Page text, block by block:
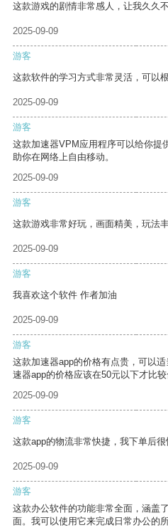
这款游戏的剧情非常感人，让我久久不
2025-09-09
游客
这款软件的学习方式非常灵活，可以
2025-09-09
游客
这款加速器VPM应用程序可以给你提
助你在网络上自由移动。
2025-09-09
游客
这款游戏非常好玩，画面精美，玩法丰
2025-09-09
游客
我喜欢这个软件 作者加油
2025-09-09
游客
这款加速器app的价格有点贵，可以
速器app的价格应该在50元以下才比较
2025-09-09
游客
这款app的物流非常快捷，我下单后很
2025-09-09
游客
这款办公软件的功能非常全面，涵盖
面。我可以使用它来完成日常办公的